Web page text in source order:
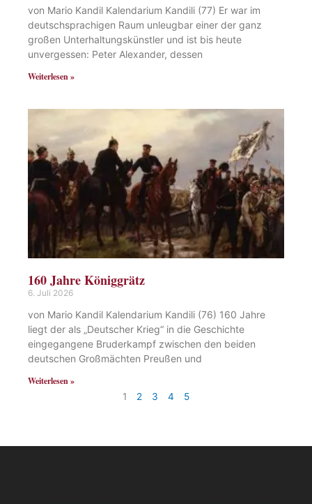
von Mario Kandil Kalendarium Kandili (77) Er war im
deutschsprachigen Raum unleugbar einer der ganz
großen Unterhaltungskünstler und ist bis heute
unvergessen: Peter Alexander, dessen
Weiterlesen »
160 Jahre Königgrätz
6. Juli 2026
von Mario Kandil Kalendarium Kandili (76) 160 Jahre
liegt der als „Deutscher Krieg“ in die Geschichte
eingegangene Bruderkampf zwischen den beiden
deutschen Großmächten Preußen und
Weiterlesen »
1 2 3 4 5